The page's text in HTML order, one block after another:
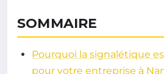
SOMMAIRE
Pourquoi la signalétique
pour votre entreprise à